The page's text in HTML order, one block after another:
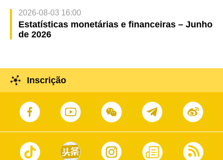
2026-08-03 16:00
Estatísticas monetárias e financeiras – Junho
de 2026
Inscrição